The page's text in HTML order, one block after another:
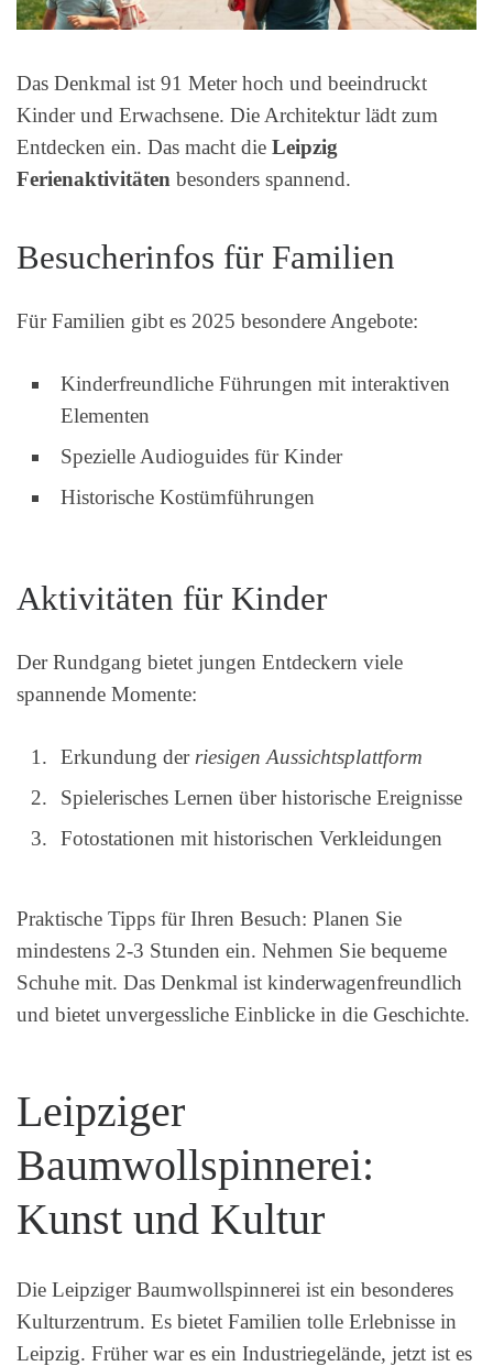
Das Denkmal ist 91 Meter hoch und beeindruckt
Kinder und Erwachsene. Die Architektur lädt zum
Entdecken ein. Das macht die Leipzig
Ferienaktivitäten besonders spannend.
Besucherinfos für Familien
Für Familien gibt es 2025 besondere Angebote:
Kinderfreundliche Führungen mit interaktiven
Elementen
Spezielle Audioguides für Kinder
Historische Kostümführungen
Aktivitäten für Kinder
Der Rundgang bietet jungen Entdeckern viele
spannende Momente:
Erkundung der riesigen Aussichtsplattform
Spielerisches Lernen über historische Ereignisse
Fotostationen mit historischen Verkleidungen
Praktische Tipps für Ihren Besuch: Planen Sie
mindestens 2-3 Stunden ein. Nehmen Sie bequeme
Schuhe mit. Das Denkmal ist kinderwagenfreundlich
und bietet unvergessliche Einblicke in die Geschichte.
Leipziger
Baumwollspinnerei:
Kunst und Kultur
Die Leipziger Baumwollspinnerei ist ein besonderes
Kulturzentrum. Es bietet Familien tolle Erlebnisse in
Leipzig. Früher war es ein Industriegelände, jetzt ist es